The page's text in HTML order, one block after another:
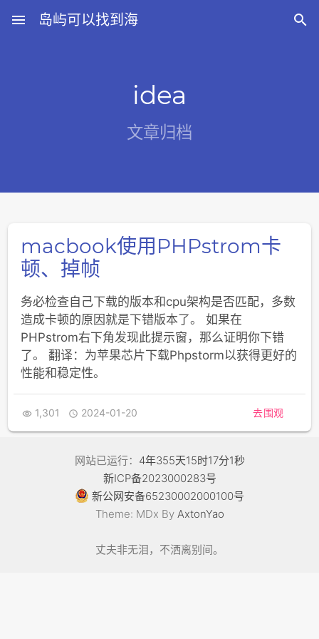
menu 岛屿可以找到海 
idea
文章归档
macbook使用PHPstrom卡
顿、掉帧
务必检查自己下载的版本和cpu架构是否匹配，多数
造成卡顿的原因就是下错版本了。 如果在
PHPstrom右下角发现此提示窗，那么证明你下错
了。 翻译：为苹果芯片下载Phpstorm以获得更好的
性能和稳定性。
 1,301  2024-01-20 去围观
网站已运行： 4年355天15时17分1秒
新ICP备2023000283号
新公网安备65230002000100号
Theme: MDx By AxtonYao
丈夫非无泪，不洒离别间。